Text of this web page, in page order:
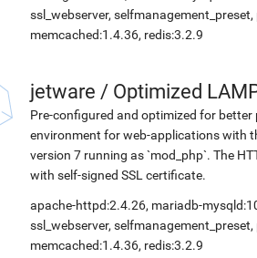
ssl_webserver,
memcached:1.4.36, redis:3.2.9
jetware / Optimized
Pre-configured and optimized for better
environment for web-applications with
version 7 running as `mod_php`. The
with self-signed SSL certificate.
apache-httpd:2.4.26, mariadb-
ssl_webserver,
memcached:1.4.36, redis:3.2.9